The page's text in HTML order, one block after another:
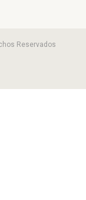
Reservados